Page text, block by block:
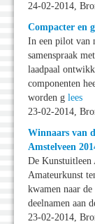
24-02-2014,
Compacter en
In een pilot van
samenspraak
laadpaal
componenten
worden g lees
23-02-2014,
Winnaars van
Amstelveen
De Kunstuitleen
Amateurkunst
kwamen naar
deelnamen aan
23-02-2014,